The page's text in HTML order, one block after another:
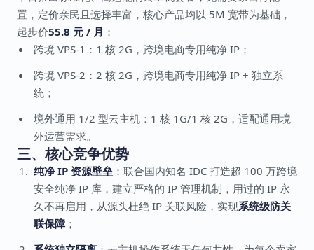
置，定价亲民且选择丰富，核心产品均以 5M 宽带为基础，
起步价55.8 元 / 月 ：
跨境 VPS-1：1 核 2G，跨境电商专用纯净 IP；
跨境 VPS-2：2 核 2G，跨境电商专用纯净 IP + 独立系
统；
境外通用 1/2 型云主机：1 核 1G/1 核 2G，适配通用境
外运营需求。
三、核心竞争优势
纯净 IP 资源壁垒 ：联合国内知名 IDC 打造超 100 万跨境
安全纯净 IP 库，建立严格的 IP 管理机制，用过的 IP 永
久不再启用，从源头杜绝 IP 关联风险，实现系统级防关
联保障；